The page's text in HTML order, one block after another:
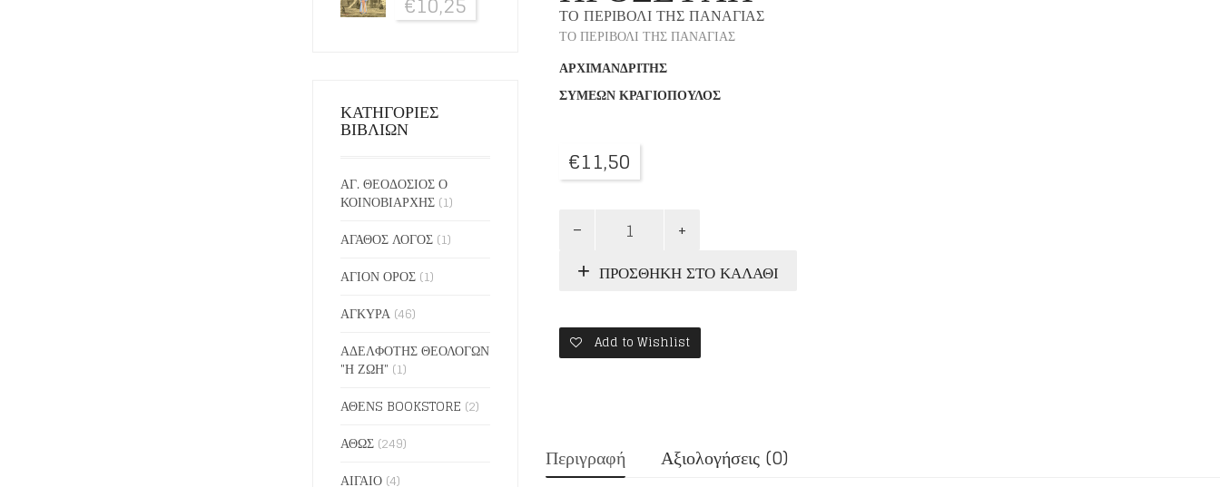
ΤΟ ΠΕΡΙΒΟΛΙ ΤΗΣ ΠΑΝΑΓΙΑΣ
ΤΟ ΠΕΡΙΒΟΛΙ ΤΗΣ ΠΑΝΑΓΙΑΣ
ΑΡΧΙΜΑΝΔΡΙΤΗΣ
ΣΥΜΕΩΝ ΚΡΑΓΙΟΠΟΥΛΟΣ
€11,50
ΠΑΘΗΜΑΤΑ
ΝΟΕΡΑΠΡΟΣΘΉΚΗ ΣΤΟ ΚΑΛΆΘΙ
Add to Wishlist
Περιγραφή Αξιολογήσεις (0)
ΚΑΤΗΓΟΡΙΕΣ
ΒΙΒΛΙΩΝ
ΑΓ. ΘΕΟΔΟΣΙΟΣ Ο
ΚΟΙΝΟΒΙΑΡΧΗΣ (1)
ΑΓΑΘΟΣ ΛΟΓΟΣ (1)
ΑΓΙΟΝ ΟΡΟΣ (1)
ΑΓΚΥΡΑ (46)
ΑΔΕΛΦΟΤΗΣ ΘΕΟΛΟΓΩΝ
"Η ΖΩΗ" (1)
ΑΘΕΝS BOOKSTORE (2)
ΑΘΩΣ (249)
ΑΙΓΑΙΟ (4)